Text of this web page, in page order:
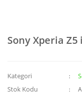
Sony Xperia
Kategori
Stok Kodu